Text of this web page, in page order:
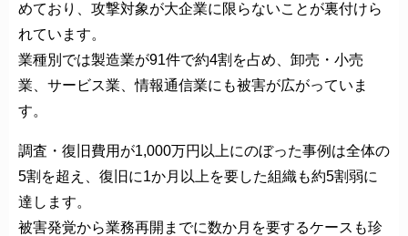
めており、攻撃対象が大企業に限らないことが裏付けら
れています。
業種別では製造業が91件で約4割を占め、卸売・小売
業、サービス業、情報通信業にも被害が広がっていま
す。
調査・復旧費用が1,000万円以上にのぼった事例は全体の
5割を超え、復旧に1か月以上を要した組織も約5割弱に
達します。
被害発覚から業務再開までに数か月を要するケースも珍